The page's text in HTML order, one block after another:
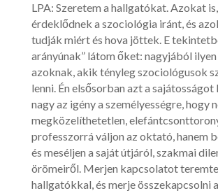
LPA: Szeretem a hallgatókat. Azokat
érdeklődnek a szociológia iránt, és
tudják miért és hova jöttek. E
arányúnak” látom őket: nagyjából ilyen
azoknak, akik tényleg szociológusok
lenni. Én elsősorban azt a sajátosságot
nagy az igény a személyességre, hogy
megközelíthetetlen,
professzorrá váljon az oktató, hanem
és meséljen a saját útjáról, szakmai
örömeiről. Merjen kapcsolatot
hallgatókkal, és merje összekapcsolni